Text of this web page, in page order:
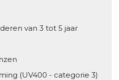
van 3 tot 5 jaar
(UV400 - categorie 3)